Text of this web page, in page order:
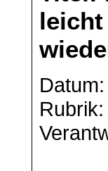
leicht
Rubrik: